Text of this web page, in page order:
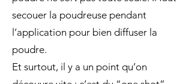
secouer la poudreuse pendant
l’application pour bien diffuser la
poudre.
Et surtout, il y a un point qu’on